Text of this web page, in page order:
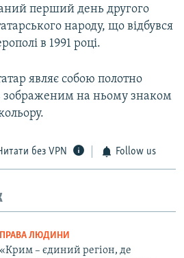
перший день другого
народу, що відбувся
в 1991 році.
являє собою полотно
зображеним на ньому знаком
без VPN Follow us
ПРАВА ЛЮДИНИ
«Крим – єдиний регіон, де